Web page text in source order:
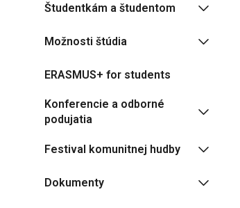
Študentkám a študentom
Možnosti štúdia
ERASMUS+ for students
Konferencie a odborné
podujatia
Festival komunitnej hudby
Dokumenty